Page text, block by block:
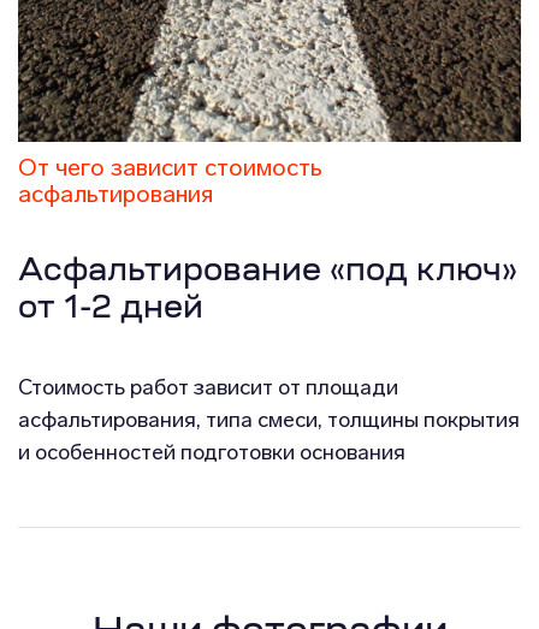
От чего зависит стоимость
асфальтирования
Асфальтирование «под ключ»
от 1-2 дней
Стоимость работ зависит от площади
асфальтирования, типа смеси, толщины покрытия
и особенностей подготовки основания